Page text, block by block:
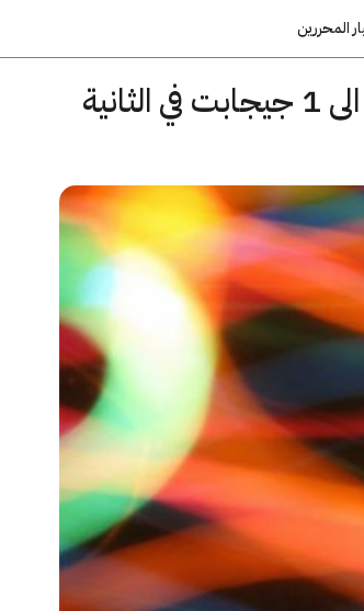
المحررين
تقنية تستطيع تنقل البيانات بسرعات تصل الى 1 جيجابت في الثانية